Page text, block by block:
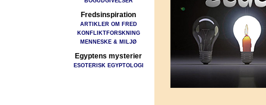
Fredsinspiration
ARTIKLER OM FRED
KONFLIKTFORSKNING
MENNESKE & MILJØ
Egyptens mysterier
ESOTERISK EGYPTOLOGI